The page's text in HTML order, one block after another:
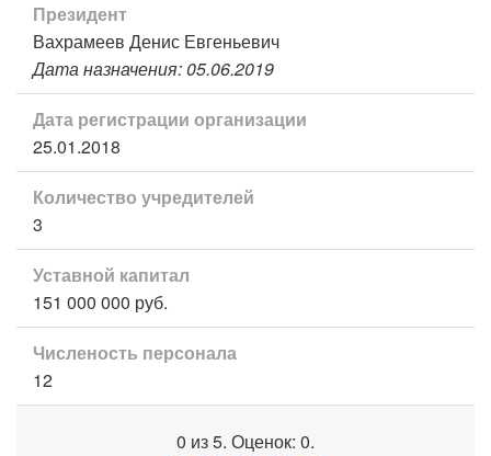
Президент
Вахрамеев Денис Евгеньевич
Дата назначения: 05.06.2019
Дата регистрации организации
25.01.2018
Количество учредителей
3
Уставной капитал
151 000 000 руб.
Численость персонала
12
0 из5. Оценок: 0.